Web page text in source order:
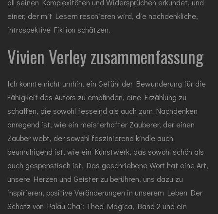
all seinen Komplexitäten und Widersprüchen erkundet, und
einer, der mit Lesern resonieren wird, die nachdenkliche,
introspektive Fiktion schätzen.
Vivien Verley zusammenfassung
Ich konnte nicht umhin, ein Gefühl der Bewunderung für die
Fähigkeit des Autors zu empfinden, eine Erzählung zu
schaffen, die sowohl fesselnd als auch zum Nachdenken
anregend ist, wie ein meisterhafter Zauberer, der einen
Zauber webt, der sowohl faszinierend kindle auch
beunruhigend ist, wie ein Kunstwerk, das sowohl schön als
auch gespenstisch ist. Das geschriebene Wort hat eine Art,
unsere Herzen und Geister zu berühren, uns dazu zu
inspirieren, positive Veränderungen in unserem Leben Der
Schatz von Palau Chai: Thea Magica, Band 2 und ein